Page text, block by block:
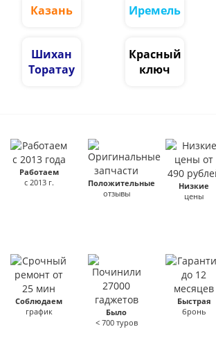
Казань Иремель
Шихан
Торатау
Красный
ключ
Работаем
с 2013 г.
Положительные
отзывы
Низкие
цены
Соблюдаем
график
Было
< 700 туров
Быстрая
бронь